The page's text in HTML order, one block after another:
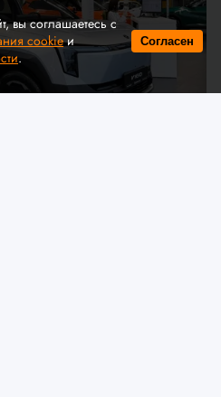
вы соглашаетесь с
cookieи
.
Согласен